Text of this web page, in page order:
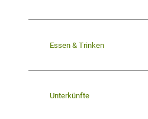
Essen & Trinken
Unterkünfte